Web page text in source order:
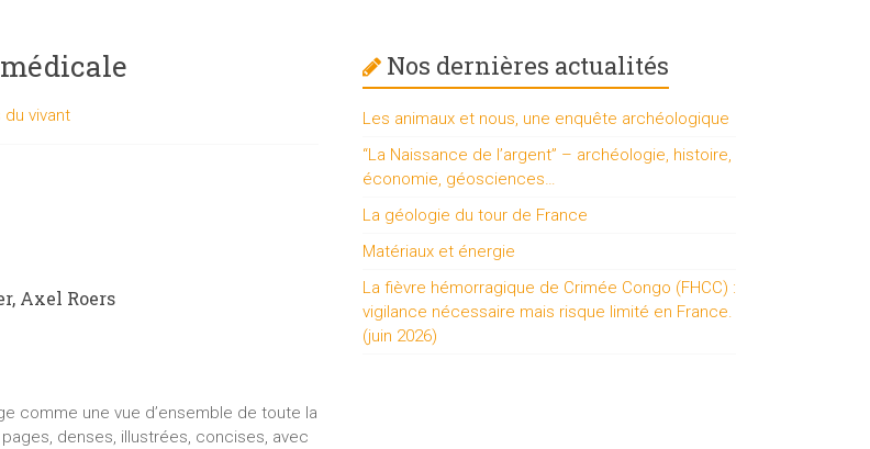
vivant
Axel Roers
comme une vue d’ensemble de toute la
denses, illustrées, concises, avec
Nos dernières actualités
Les animaux et nous, une enquête archéologique
“La Naissance de l’argent” – archéologie, histoire,
économie, géosciences…
La géologie du tour de France
Matériaux et énergie
La fièvre hémorragique de Crimée Congo (FHCC) :
vigilance nécessaire mais risque limité en France.
(juin 2026)